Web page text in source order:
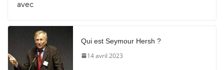
avec
Qui est Seymour Hersh ?
14 avril 2023